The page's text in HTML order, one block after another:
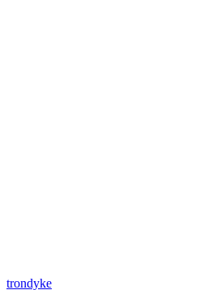
trondyke